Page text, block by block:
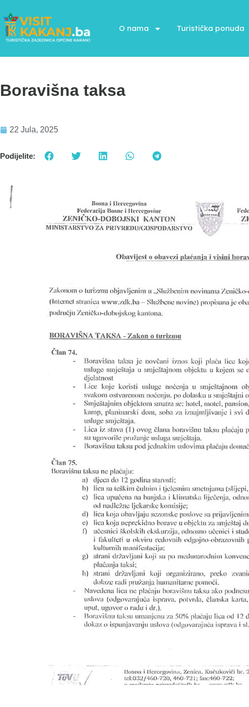
O nama Turistička ponuda
Boravišna taksa
22 Jula, 2025
Podijelite: